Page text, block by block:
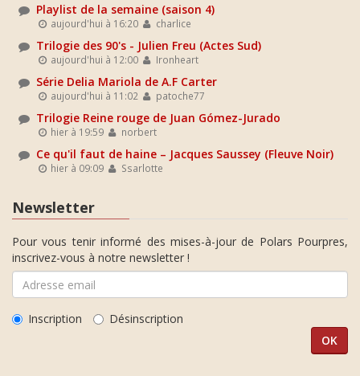
Playlist de la semaine (saison 4)
aujourd'hui à 16:20 charlice
Trilogie des 90's - Julien Freu (Actes Sud)
aujourd'hui à 12:00 Ironheart
Série Delia Mariola de A.F Carter
aujourd'hui à 11:02 patoche77
Trilogie Reine rouge de Juan Gómez-Jurado
hier à 19:59 norbert
Ce qu'il faut de haine – Jacques Saussey (Fleuve Noir)
hier à 09:09 Ssarlotte
Newsletter
Pour vous tenir informé des mises-à-jour de Polars Pourpres,
inscrivez-vous à notre newsletter !
Inscription Désinscription